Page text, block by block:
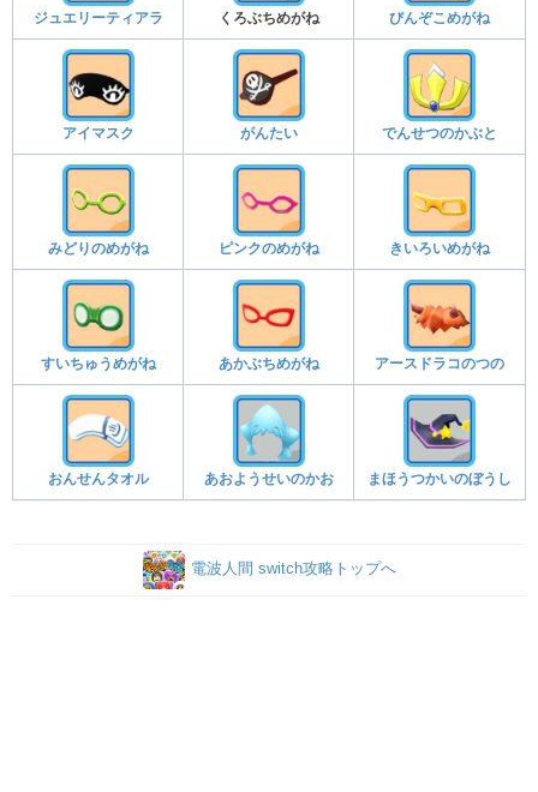
ジュエリーティアラ くろぶちめがね びんぞこめがね
アイマスク がんたい でんせつのかぶと
みどりのめがね ピンクのめがね きいろいめがね
すいちゅうめがね あかぶちめがね アースドラコのつの
おんせんタオル あおようせいのかお まほうつかいのぼうし
電波人間 switch攻略トップへ